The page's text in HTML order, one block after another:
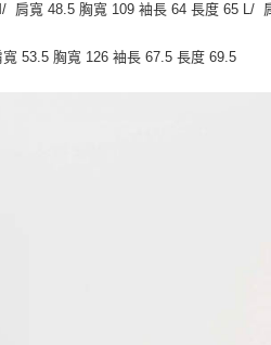
肩寬 48.5 胸寬 109 袖長 64 長度 65 L/
53.5 胸寬 126 袖長 67.5 長度 69.5